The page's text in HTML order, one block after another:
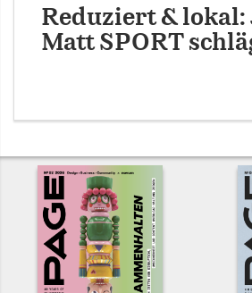
Reduziert & lokal:
Matt SPORT